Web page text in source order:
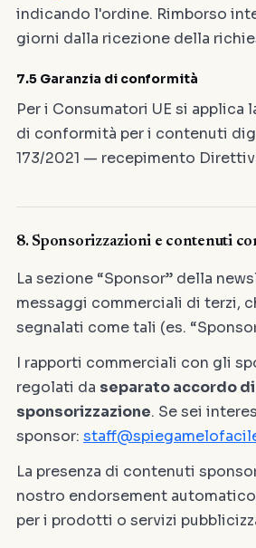
indicando l'ordine. Rimborso
giorni dalla ricezione della
7.5 Garanzia di conformità
Per i Consumatori UE si applica
di conformità per i contenuti
173/2021 — recepimento
8. Sponsorizzazioni e contenuti
La sezione “Sponsor” della
messaggi commerciali di terzi,
segnalati come tali (es.
I rapporti commerciali con gli
regolati da separato accordo di
sponsorizzazione. Se sei
sponsor:
La presenza di contenuti
nostro endorsement
per i prodotti o servizi